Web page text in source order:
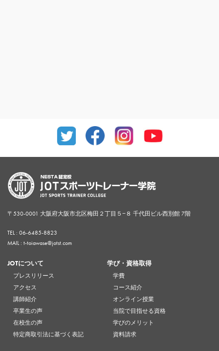
〒530-0001 大阪府大阪市北区梅田２丁目５−８ 千代田ビル西別館 7階
TEL : 06-6485-8823
MAIL : t-toiawase@jotst.com
JOTについて
プレスリリース
アクセス
講師紹介
卒業生の声
在校生の声
特定商取引法に基づく表記
学び・資格取得
学費
コース紹介
オンライン授業
当院で目指せる資格
学びのメリット
資料請求